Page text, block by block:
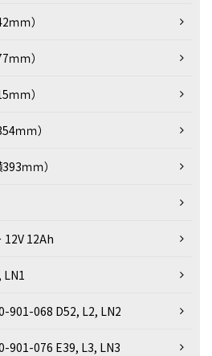
ｍ）
ｍ）
ｍ）
ｍｍ）
ｍｍ）
12V 12Ah
LN1
901-068 D52, L2, LN2
901-076 E39, L3, LN3